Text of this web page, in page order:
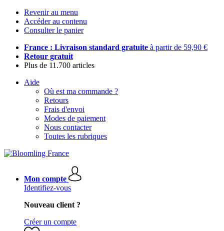
Revenir au menu
Accéder au contenu
Consulter le panier
France : Livraison standard gratuite à partir de 59,90 €
Retour gratuit
Plus de 11.700 articles
Aide
Où est ma commande ?
Retours
Frais d'envoi
Modes de paiement
Nous contacter
Toutes les rubriques
Mon compte
Identifiez-vous
Nouveau client ?
Créer un compte